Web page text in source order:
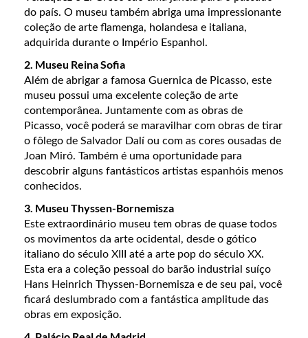
do país. O museu também abriga uma impressionante
coleção de arte flamenga, holandesa e italiana,
adquirida durante o Império Espanhol.
2. Museu Reina Sofia
Além de abrigar a famosa Guernica de Picasso, este
museu possui uma excelente coleção de arte
contemporânea. Juntamente com as obras de
Picasso, você poderá se maravilhar com obras de tirar
o fôlego de Salvador Dalí ou com as cores ousadas de
Joan Miró. Também é uma oportunidade para
descobrir alguns fantásticos artistas espanhóis menos
conhecidos.
3. Museu Thyssen-Bornemisza
Este extraordinário museu tem obras de quase todos
os movimentos da arte ocidental, desde o gótico
italiano do século XIII até a arte pop do século XX.
Esta era a coleção pessoal do barão industrial suíço
Hans Heinrich Thyssen-Bornemisza e de seu pai, você
ficará deslumbrado com a fantástica amplitude das
obras em exposição.